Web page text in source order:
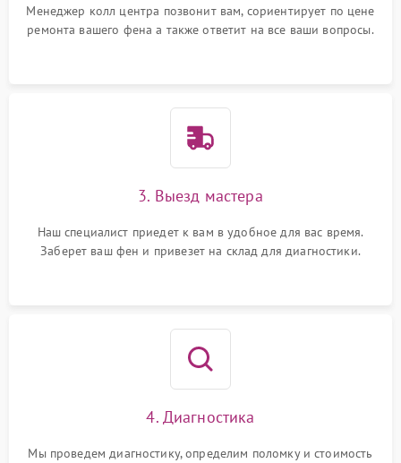
Менеджер колл центра позвонит вам, сориентирует по цене
ремонта вашего фена а также ответит на все ваши вопросы.
3. Выезд мастера
Наш специалист приедет к вам в удобное для вас время.
Заберет ваш фен и привезет на склад для диагностики.
4. Диагностика
Мы проведем диагностику, определим поломку и стоимость